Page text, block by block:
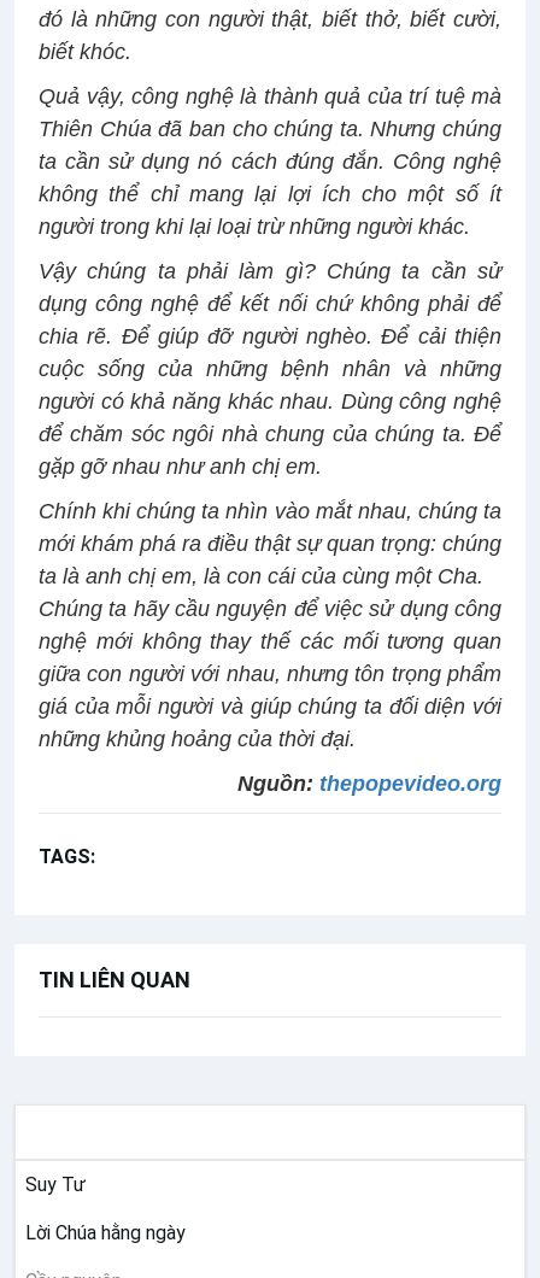
đó là những con người thật, biết thở, biết cười,
biết khóc.
Quả vậy, công nghệ là thành quả của trí tuệ mà
Thiên Chúa đã ban cho chúng ta. Nhưng chúng
ta cần sử dụng nó cách đúng đắn. Công nghệ
không thể chỉ mang lại lợi ích cho một số ít
người trong khi lại loại trừ những người khác.
Vậy chúng ta phải làm gì? Chúng ta cần sử
dụng công nghệ để kết nối chứ không phải để
chia rẽ. Để giúp đỡ người nghèo. Để cải thiện
cuộc sống của những bệnh nhân và những
người có khả năng khác nhau. Dùng công nghệ
để chăm sóc ngôi nhà chung của chúng ta. Để
gặp gỡ nhau như anh chị em.
Chính khi chúng ta nhìn vào mắt nhau, chúng ta
mới khám phá ra điều thật sự quan trọng: chúng
ta là anh chị em, là con cái của cùng một Cha.
Chúng ta hãy cầu nguyện để việc sử dụng công
nghệ mới không thay thế các mối tương quan
giữa con người với nhau, nhưng tôn trọng phẩm
giá của mỗi người và giúp chúng ta đối diện với
những khủng hoảng của thời đại.
Nguồn: thepopevideo.org
TAGS:
TIN LIÊN QUAN
Suy Tư
Lời Chúa hằng ngày